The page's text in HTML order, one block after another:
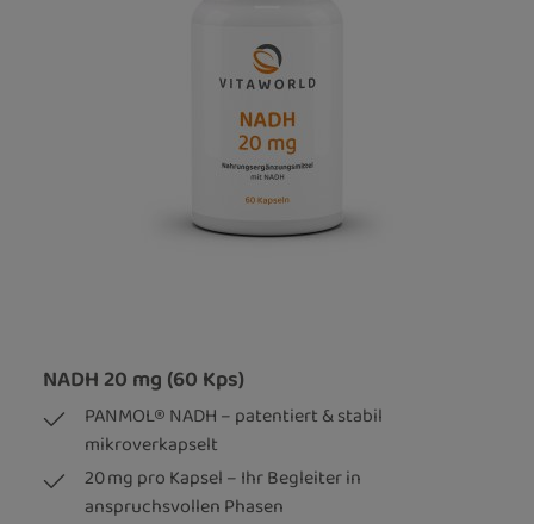
NADH 20 mg (60 Kps)
PANMOL® NADH – patentiert & stabil
mikroverkapselt
20 mg pro Kapsel – Ihr Begleiter in
anspruchsvollen Phasen